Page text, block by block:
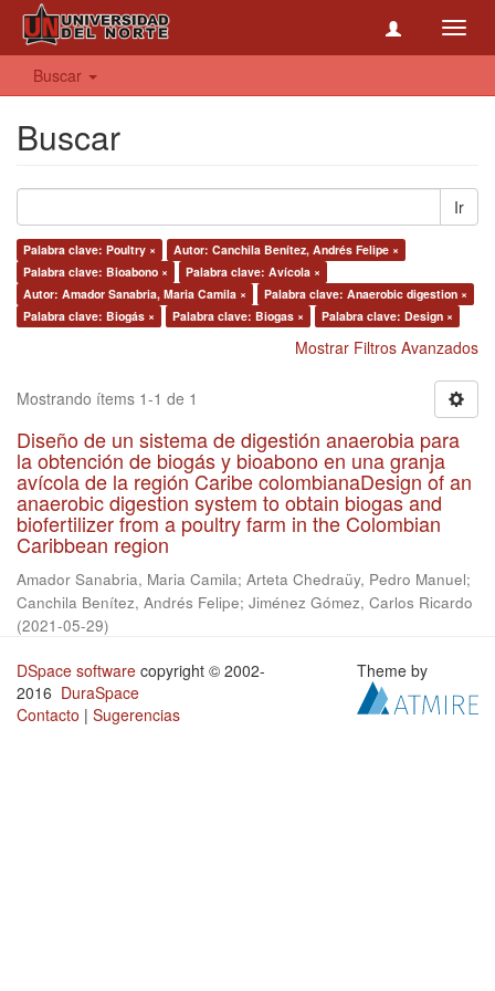
Buscar
Buscar
Ir
Palabra clave: Poultry ×
Autor: Canchila Benítez, Andrés Felipe ×
Palabra clave: Bioabono ×
Palabra clave: Avícola ×
Autor: Amador Sanabria, Maria Camila ×
Palabra clave: Anaerobic digestion ×
Palabra clave: Biogás ×
Palabra clave: Biogas × Palabra clave: Design ×
Mostrar Filtros Avanzados
Mostrando ítems 1-1 de 1
Diseño de un sistema de digestión anaerobia para
la obtención de biogás y bioabono en una granja
avícola de la región Caribe colombianaDesign of an
anaerobic digestion system to obtain biogas and
biofertilizer from a poultry farm in the Colombian
Caribbean region
Amador Sanabria, Maria Camila; Arteta Chedraüy, Pedro Manuel;
Canchila Benítez, Andrés Felipe; Jiménez Gómez, Carlos Ricardo
(2021-05-29)
DSpace software copyright © 2002-
2016 DuraSpace
Contacto | Sugerencias
Theme by